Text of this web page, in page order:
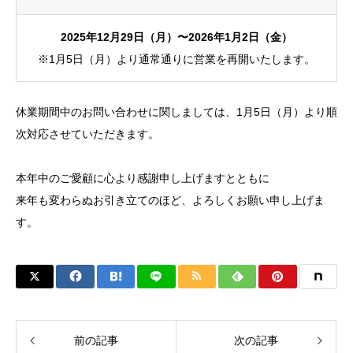
2025年12月29日（月）〜2026年1月2日（金）
※1月5日（月）より通常通りに営業を再開いたします。
休業期間中のお問い合わせに関しましては、1月5日（月）より順
次対応させていただきます。
本年中のご愛顧に心より感謝申し上げますとともに
来年も変わらぬお引き立てのほど、よろしくお願い申し上げま
す。
前の記事 次の記事